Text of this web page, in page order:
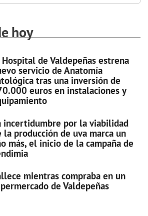
hoy
Hospital de Valdepeñas estrena
servicio de Anatomía
tras una inversión de
euros en instalaciones y
incertidumbre por la viabilidad
la producción de uva marca un
más, el inicio de la campaña de
mientras compraba en un
de Valdepeñas